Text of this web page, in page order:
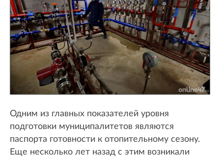
Одним из главных показателей уровня
подготовки муниципалитетов являются
паспорта готовности к отопительному сезону.
Еще несколько лет назад с этим возникали